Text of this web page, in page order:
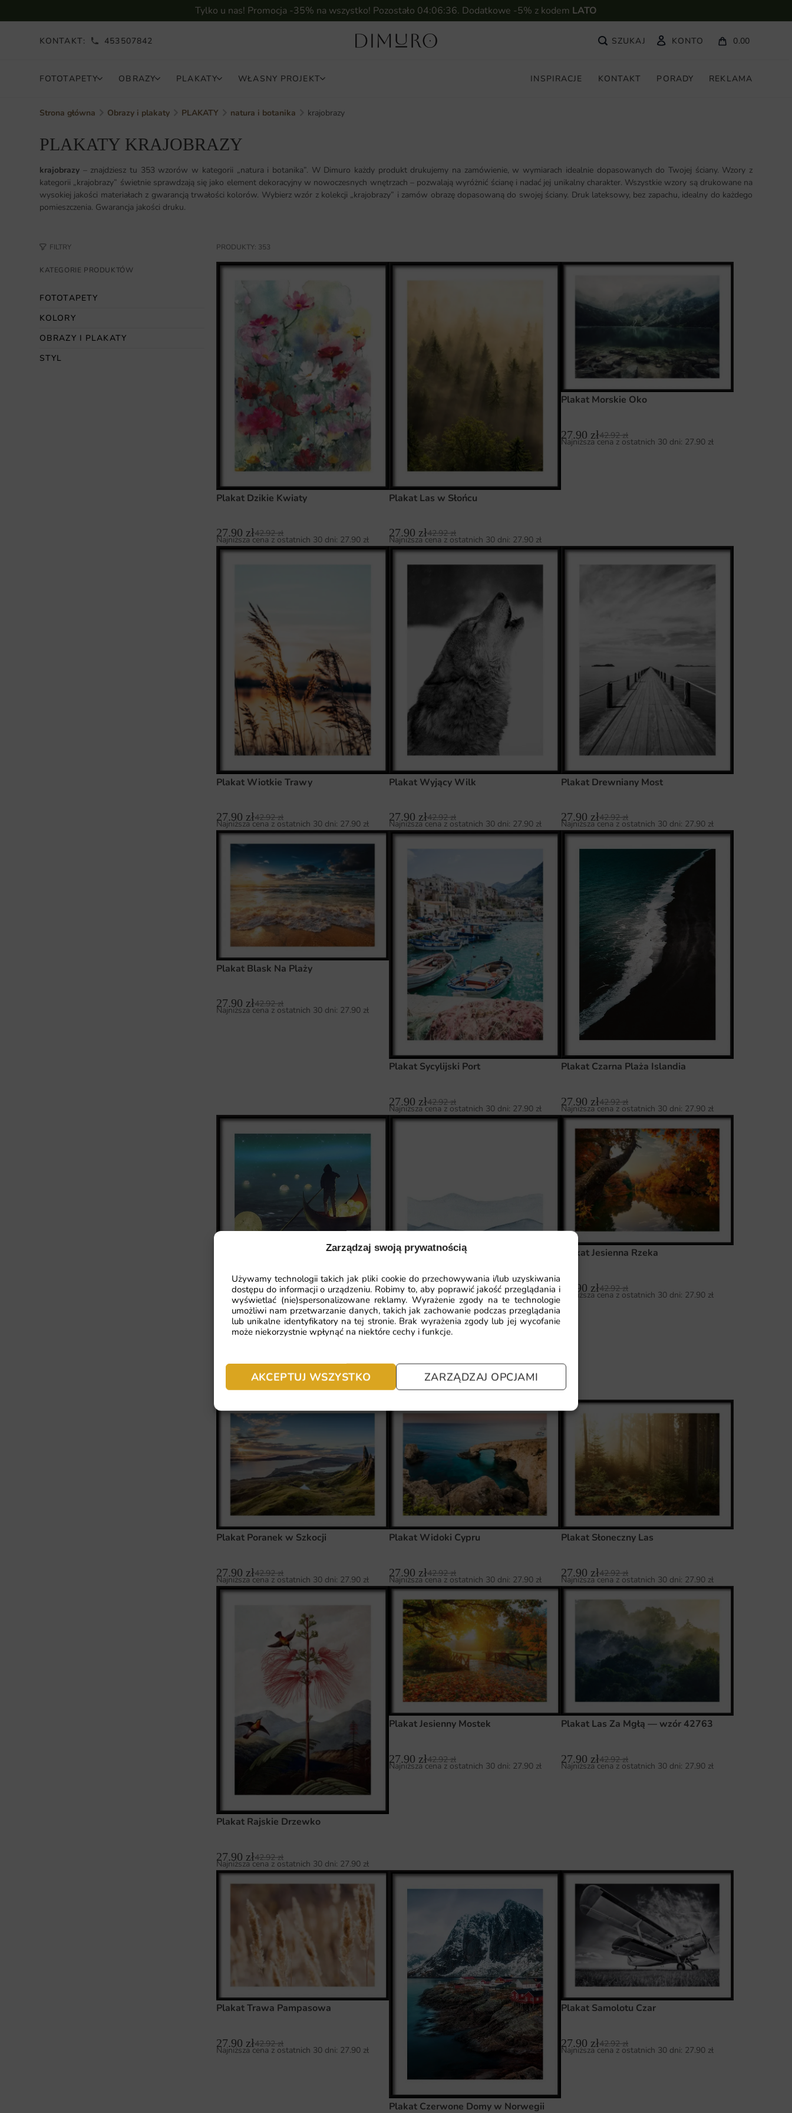
Zarządzaj swoją prywatnością
Używamy technologii takich jak pliki cookie do przechowywania i/lub uzyskiwania
dostępu do informacji o urządzeniu. Robimy to, aby poprawić jakość przeglądania i
wyświetlać (nie)spersonalizowane reklamy. Wyrażenie zgody na te technologie
umożliwi nam przetwarzanie danych, takich jak zachowanie podczas przeglądania
lub unikalne identyfikatory na tej stronie. Brak wyrażenia zgody lub jej wycofanie
może niekorzystnie wpłynąć na niektóre cechy i funkcje.
AKCEPTUJ WSZYSTKO ZARZĄDZAJ OPCJAMI
Tylko u nas! Promocja -35% na wszystko! Pozostało 04:06:34. Dodatkowe -5% z kodem LATO
KONTAKT: 453507842 KONTO 0.00
FOTOTAPETY OBRAZY PLAKATY WŁASNY PROJEKT INSPIRACJE KONTAKT PORADY REKLAMA
Strona główna Obrazy i plakaty PLAKATY natura i botanika krajobrazy
PLAKATY KRAJOBRAZY
krajobrazy – znajdziesz tu 353 wzorów w kategorii „natura i botanika”. W Dimuro każdy produkt drukujemy na zamówienie, w wymiarach idealnie dopasowanych do Twojej ściany. Wzory z
kategorii „krajobrazy” świetnie sprawdzają się jako element dekoracyjny w nowoczesnych wnętrzach – pozwalają wyróżnić ścianę i nadać jej unikalny charakter. Wszystkie wzory są drukowane na
wysokiej jakości materiałach z gwarancją trwałości kolorów. Wybierz wzór z kolekcji „krajobrazy” i zamów obrazę dopasowaną do swojej ściany. Druk lateksowy, bez zapachu, idealny do każdego
pomieszczenia. Gwarancja jakości druku.
FILTRY
KATEGORIE PRODUKTÓW
FOTOTAPETY
KOLORY
OBRAZY I PLAKATY
STYL
PRODUKTY: 353
Plakat Dzikie Kwiaty
27.90 zł42.92zł
Najniższa cena z ostatnich 30 dni: 27.90 zł
Plakat Las w Słońcu
27.90 zł42.92zł
Najniższa cena z ostatnich 30 dni: 27.90 zł
Plakat Morskie Oko
27.90 zł42.92zł
Najniższa cena z ostatnich 30 dni: 27.90 zł
Plakat Wiotkie Trawy
27.90 zł42.92zł
Najniższa cena z ostatnich 30 dni: 27.90 zł
Plakat Wyjący Wilk
27.90 zł42.92zł
Najniższa cena z ostatnich 30 dni: 27.90 zł
Plakat Drewniany Most
27.90 zł42.92zł
Najniższa cena z ostatnich 30 dni: 27.90 zł
Plakat Blask Na Plaży
27.90 zł42.92zł
Najniższa cena z ostatnich 30 dni: 27.90 zł
Plakat Sycylijski Port
27.90 zł42.92zł
Najniższa cena z ostatnich 30 dni: 27.90 zł
Plakat Czarna Plaża Islandia
27.90 zł42.92zł
Najniższa cena z ostatnich 30 dni: 27.90 zł
27.90
Najniższa cena z ostatnich 30 dni:27.90zł
27.90 42.92zł
Najniższa cena z ostatnich 30 dni:27.90zł
Plakat Jesienna Rzeka
27.90 zł42.92zł
Najniższa cena z ostatnich 30 dni: 27.90 zł
Plakat Poranek w Szkocji
27.90 zł42.92zł
Najniższa cena z ostatnich 30 dni: 27.90 zł
Plakat Widoki Cypru
27.90 zł42.92zł
Najniższa cena z ostatnich 30 dni: 27.90 zł
Plakat Słoneczny Las
27.90 zł42.92zł
Najniższa cena z ostatnich 30 dni: 27.90 zł
Plakat Rajskie Drzewko
27.90 zł42.92zł
Najniższa cena z ostatnich 30 dni: 27.90 zł
Plakat Jesienny Mostek
27.90 zł42.92zł
Najniższa cena z ostatnich 30 dni: 27.90 zł
Plakat Las Za Mgłą — wzór 42763
27.90 zł42.92zł
Najniższa cena z ostatnich 30 dni: 27.90 zł
Plakat Trawa Pampasowa
27.90 zł42.92zł
Najniższa cena z ostatnich 30 dni: 27.90 zł
Plakat Czerwone Domy w Norwegii
Plakat Samolotu Czar
27.90 zł42.92zł
Najniższa cena z ostatnich 30 dni: 27.90 zł